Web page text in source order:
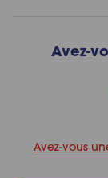
Avez-
Avez-vous